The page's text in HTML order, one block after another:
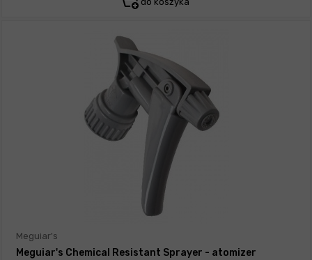
Meguiar's
Meguiar's Chemical Resistant Sprayer - atomizer